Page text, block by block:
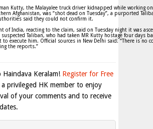
Kutty, the Malayalee truck driver kidnapped while working
Afghanistan, was “shot dead on Tuesday”, a purported
said they could not confirm it.
of India, reacting to the claim, said on Tuesday night it was
Taliban, who had taken MR Kutty hostage four days
execute him. Official sources in New Delhi said: “There is no
the reports.”
Haindava Keralam! Register for Free
a privileged HK member to enjoy
of your comments and to receive